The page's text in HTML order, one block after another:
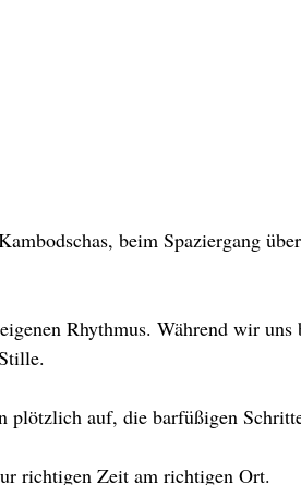
beim Spaziergang
Rhythmus. Während wir
plötzlich auf, die barfüßigen
richtigen Zeit am richtigen Ort.